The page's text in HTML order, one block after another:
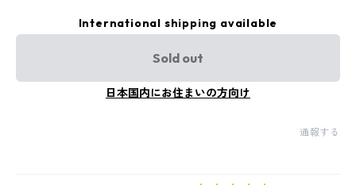
International shipping available
Sold out
日本国内にお住まいの方向け
通報する